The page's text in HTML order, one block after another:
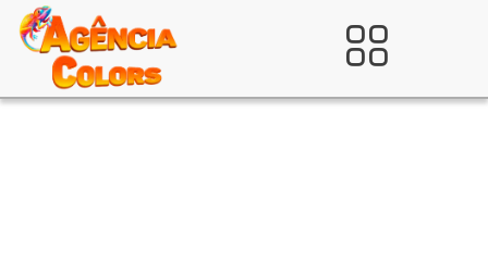
para
conteúdo
Verificada por